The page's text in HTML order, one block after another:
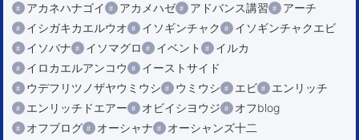
アカネハナゴイ
アカメハゼ アドバンス講習
アーチ
イシガキカエルウオ
イソギンチャク
イソギンチャクエビ
イソバナ
イソマグロ イベント
イルカ
イロカエルアンコウ
イーストサイド
ウデフリツノザヤウミウシ
ウミウシ エビ
エンリッチ
エンリッチドエアー
オビイシヨウジ
オフblog
オフブログ
オーシャナ
オーシャンズ十二